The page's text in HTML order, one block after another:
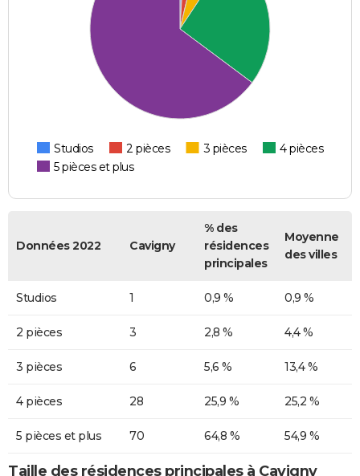
Studios 2 pièces 3 pièces
4 pièces
5 pièces et plus
Données 2022 Cavigny
% des
résidences
principales
Moyenne
des villes
Studios 1 0,9 % 0,9 %
2 pièces 3 2,8 % 4,4 %
3 pièces 6 5,6 % 13,4 %
4 pièces 28 25,9 % 25,2 %
5 pièces et plus 70 64,8 % 54,9 %
Taille des résidences principales à Cavigny